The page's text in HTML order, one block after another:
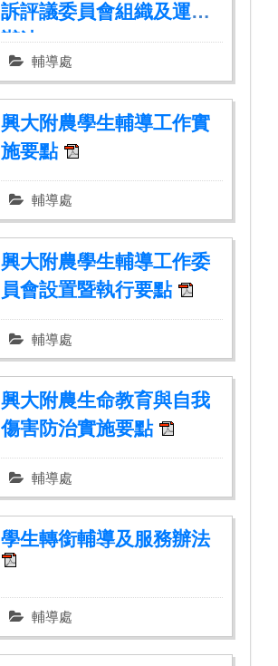
訴評議委員會組織及運作
辦法
輔導處
興大附農學生輔導工作實
施要點
輔導處
興大附農學生輔導工作委
員會設置暨執行要點
輔導處
興大附農生命教育與自我
傷害防治實施要點
輔導處
學生轉銜輔導及服務辦法
輔導處